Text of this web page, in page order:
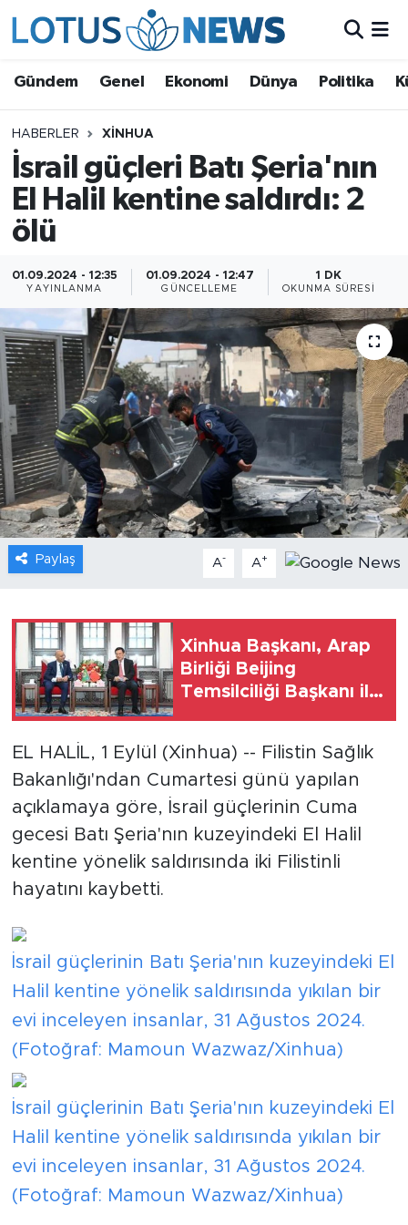
Gündem Genel Ekonomi Dünya Politika
HABERLER XINHUA
İsrail güçleri Batı Şeria'nın
El Halil kentine saldırdı: 2
ölü
01.09.2024 - 12:35
YAYINLANMA
01.09.2024 - 12:47
GÜNCELLEME
1 DK
OKUNMA SÜRESI
Paylaş A- A+
Xinhua Başkanı, Arap
Birliği Beijing
Temsilciliği Başkanı ile
EL HALİL, 1 Eylül (Xinhua) -- Filistin Sağlık
Bakanlığı'ndan Cumartesi günü yapılan
açıklamaya göre, İsrail güçlerinin Cuma
gecesi Batı Şeria'nın kuzeyindeki El Halil
kentine yönelik saldırısında iki Filistinli
hayatını kaybetti.
İsrail güçlerinin Batı Şeria'nın kuzeyindeki El
Halil kentine yönelik saldırısında yıkılan bir
evi inceleyen insanlar, 31 Ağustos 2024.
(Fotoğraf: Mamoun Wazwaz/Xinhua)
İsrail güçlerinin Batı Şeria'nın kuzeyindeki El
Halil kentine yönelik saldırısında yıkılan bir
evi inceleyen insanlar, 31 Ağustos 2024.
(Fotoğraf: Mamoun Wazwaz/Xinhua)
Ekonomi
Dünya
Politika
Bilim ve Teknoloji
Çin Fuarları
Gündem
Video
Sağlık
Xinhua
Xinhua Türkiye
Seyahat